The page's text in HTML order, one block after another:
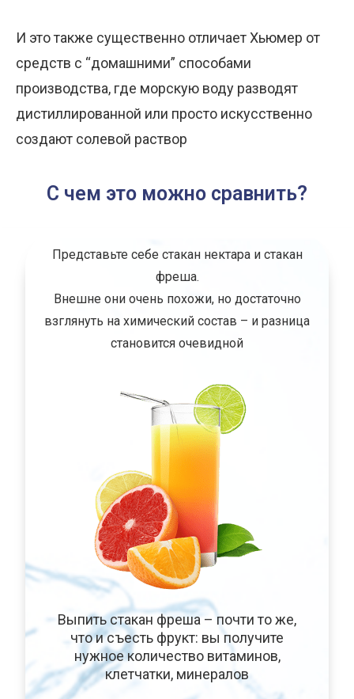
И это также существенно отличает Хьюмер от
средств с “домашними” способами
производства, где морскую воду разводят
дистиллированной или просто искусственно
создают солевой раствор
С чем это можно сравнить?
Представьте себе стакан нектара и стакан
фреша.
Внешне они очень похожи, но достаточно
взглянуть на химический состав – и разница
становится очевидной
Выпить стакан фреша – почти то же,
что и съесть фрукт: вы получите
нужное количество витаминов,
клетчатки, минералов